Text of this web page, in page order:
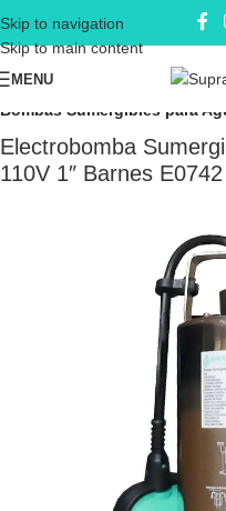
Skip to navigation
Skip to main content
MENU
Inicio Electrobombas - bombas
Bombas Sumergibles para
Electrobomba
110V 1″ Barnes E0742